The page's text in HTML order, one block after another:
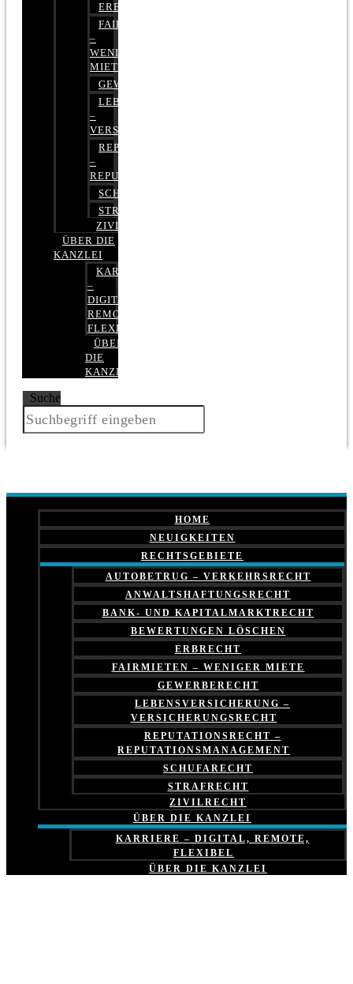
ERBRECHT
FAIRMIETEN
–
WENIGER
MIETE
GEWERBERECHT
LEBENSVERSICHERUNG
–
VERSICHERUNGSRECHT
REPUTATIONSRECHT
–
REPUTATIONSMANAGEMENT
SCHUFARECHT
STRAFRECHT
ZIVILRECHT
ÜBER DIE
KANZLEI
KARRIERE
–
DIGITAL,
REMOTE,
FLEXIBEL
ÜBER
DIE
KANZLEI
Suche
HOME
NEUIGKEITEN
RECHTSGEBIETE
AUTOBETRUG – VERKEHRSRECHT
ANWALTSHAFTUNGSRECHT
BANK- UND KAPITALMARKTRECHT
BEWERTUNGEN LÖSCHEN
ERBRECHT
FAIRMIETEN – WENIGER MIETE
GEWERBERECHT
LEBENSVERSICHERUNG –
VERSICHERUNGSRECHT
REPUTATIONSRECHT –
REPUTATIONSMANAGEMENT
SCHUFARECHT
STRAFRECHT
ZIVILRECHT
ÜBER DIE KANZLEI
KARRIERE – DIGITAL, REMOTE,
FLEXIBEL
ÜBER DIE KANZLEI